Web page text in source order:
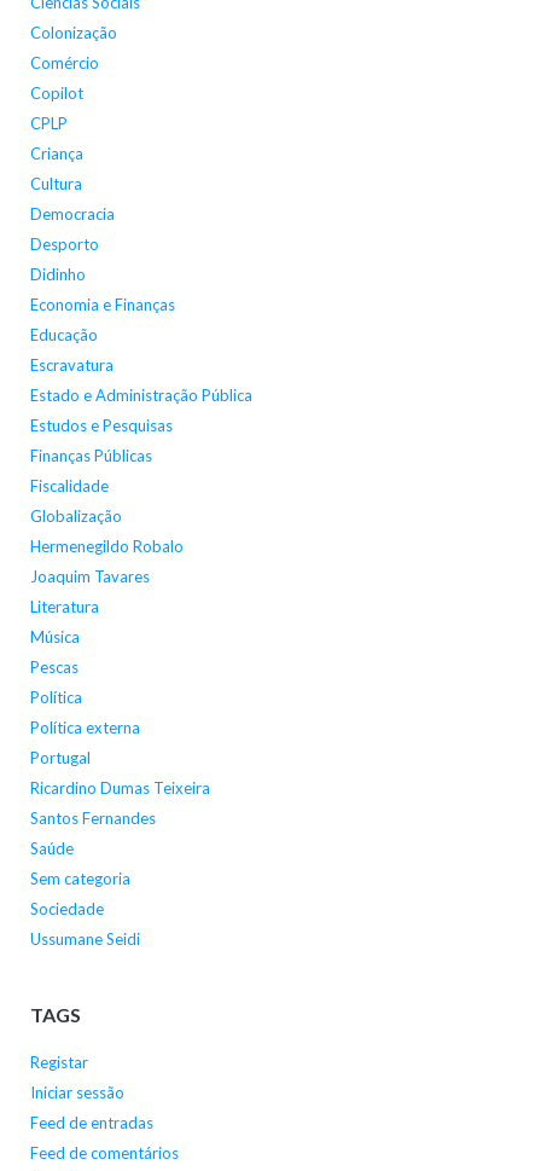
Colonização
Comércio
Copilot
CPLP
Criança
Cultura
Democracia
Desporto
Didinho
Economia e Finanças
Educação
Escravatura
Estado e Administração Pública
Estudos e Pesquisas
Finanças Públicas
Fiscalidade
Globalização
Hermenegildo Robalo
Joaquim Tavares
Literatura
Música
Pescas
Política
Política externa
Portugal
Ricardino Dumas Teixeira
Santos Fernandes
Saúde
Sem categoria
Sociedade
Ussumane Seidi
TAGS
Registar
Iniciar sessão
Feed de entradas
Feed de comentários